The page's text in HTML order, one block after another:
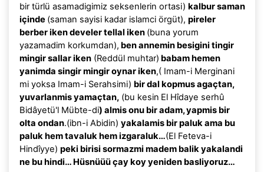
bir türlü asamadigimiz seksenlerin ortasi) kalbur saman
içinde (saman sayisi kadar islamci örgüt), pireler
berber iken develer tellal iken (buna yorum
yazamadim korkumdan), ben annemin besigini tingir
mingir sallar iken(Reddül muhtar) babam hemen
yanimda singir mingir oynar iken,( Imam-i Merginani
mi yoksa Imam-i Serahsimi) bir dal kopmus agaçtan,
yuvarlanmis yamaçtan,(bu kesin El Hîdaye serhû
Bidâyetü'l Mübte-di) almis onu bir adam, yapmis bir
olta ondan.(ibn-i Abidin) yakalamis bir paluk ama bu
paluk hem tavaluk hem izgaraluk…(El Feteva-i
Hindîyye) peki birisi sormazmi madem balik yakalandi
ne bu hindi… Hüsnüüü çay koy yeniden basliyoruz…